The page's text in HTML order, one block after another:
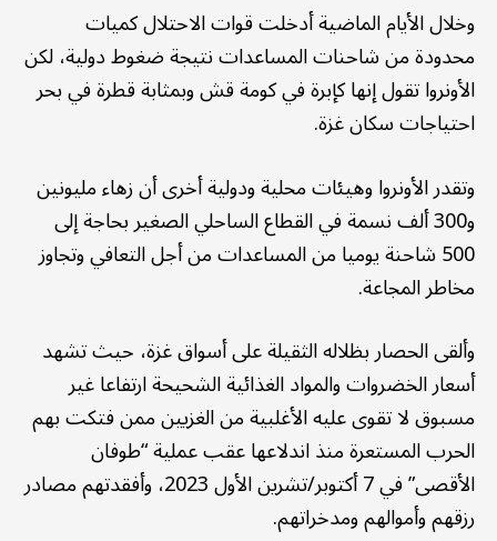
وخلال الأيام الماضية أدخلت قوات الاحتلال كميات
محدودة من شاحنات المساعدات نتيجة ضغوط دولية، لكن
الأونروا تقول إنها كإبرة في كومة قش وبمثابة قطرة في بحر
احتياجات سكان غزة.
وتقدر الأونروا وهيئات محلية ودولية أخرى أن زهاء مليونين
و300 ألف نسمة في القطاع الساحلي الصغير بحاجة إلى
500 شاحنة يوميا من المساعدات من أجل التعافي وتجاوز
مخاطر المجاعة.
وألقى الحصار بظلاله الثقيلة على أسواق غزة، حيث تشهد
أسعار الخضروات والمواد الغذائية الشحيحة ارتفاعا غير
مسبوق لا تقوى عليه الأغلبية من الغزيين ممن فتكت بهم
الحرب المستعرة منذ اندلاعها عقب عملية “طوفان
الأقصى” في 7 أكتوبر/تشرين الأول 2023، وأفقدتهم مصادر
رزقهم وأموالهم ومدخراتهم.